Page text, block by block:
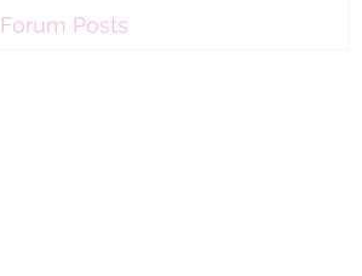
Forum Posts